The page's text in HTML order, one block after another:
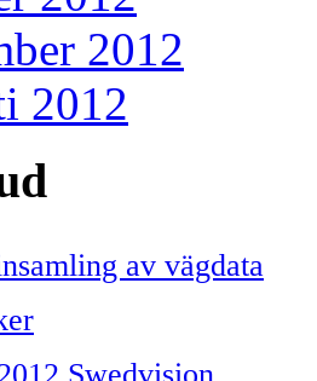
2012
2012
av vägdata